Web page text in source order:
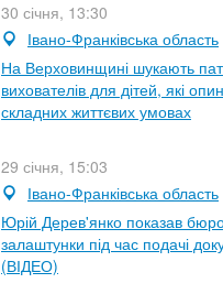
30 січня, 13:30
Івано-Франківська область
На Верховинщині шукають
вихователів для дітей, які
складних життєвих умовах
29 січня, 15:03
Івано-Франківська область
Юрій Дерев'янко показав
залаштунки під час подачі
(ВІДЕО)